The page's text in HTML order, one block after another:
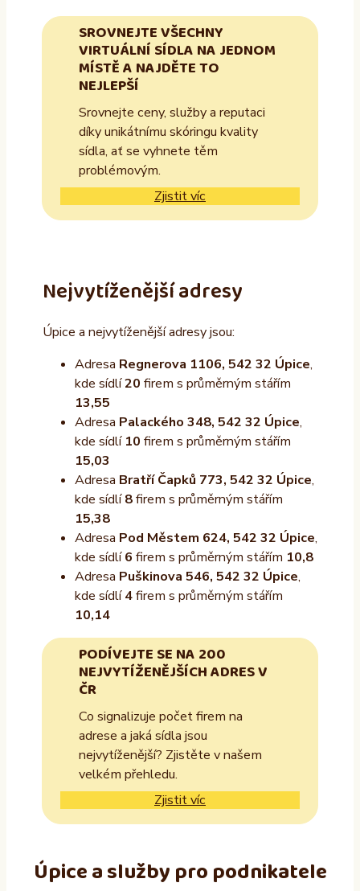
SROVNEJTE VŠECHNY
VIRTUÁLNÍ SÍDLA NA JEDNOM
MÍSTĚ A NAJDĚTE TO
NEJLEPŠÍ
Srovnejte ceny, služby a reputaci
díky unikátnímu skóringu kvality
sídla, ať se vyhnete těm
problémovým.
Zjistit víc
Nejvytíženější adresy
Úpice a nejvytíženější adresy jsou:
Adresa Regnerova 1106, 542 32 Úpice,
kde sídlí20 firem s průměrným stářím
13,55
Adresa Palackého 348, 542 32 Úpice,
kde sídlí 10 firem s průměrným stářím
15,03
Adresa Bratří Čapků 773, 542 32 Úpice,
kde sídlí8firem s průměrným stářím
15,38
Adresa Pod Městem 624, 542 32 Úpice,
kde sídlí6 firem s průměrným stářím 10,8
Adresa Puškinova 546, 542 32 Úpice,
kde sídlí4firem s průměrným stářím
10,14
PODÍVEJTE SE NA 200
NEJVYTÍŽENĚJŠÍCH ADRES V
ČR
Co signalizuje počet firem na
adrese a jaká sídla jsou
nejvytíženější? Zjistěte v našem
velkém přehledu.
Zjistit víc
Úpice a služby pro podnikatele